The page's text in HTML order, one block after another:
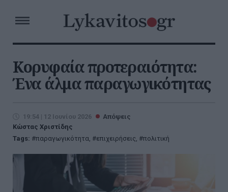
Κορυφαία προτεραιότητα:
Ένα άλμα παραγωγικότητας
19:54 | 12 Ιουνίου 2026
Απόψεις
Κώστας Χριστίδης
Tags:
παραγωγικότητα, επιχειρήσεις, πολιτική